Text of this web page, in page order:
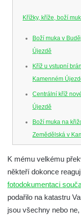
Křížky, kříže, boží
Boží muka v
Újezdě
Kříž u vstupní
Kamenném
Centrální kříž
Újezdě
Boží muka na
Zemědělská v
v Kamenném
Kříž na
Kříž v Dělnické
K mému velkému
někteří dokonce
fotodokumentaci
podařilo na katastru
jsou všechny nebo